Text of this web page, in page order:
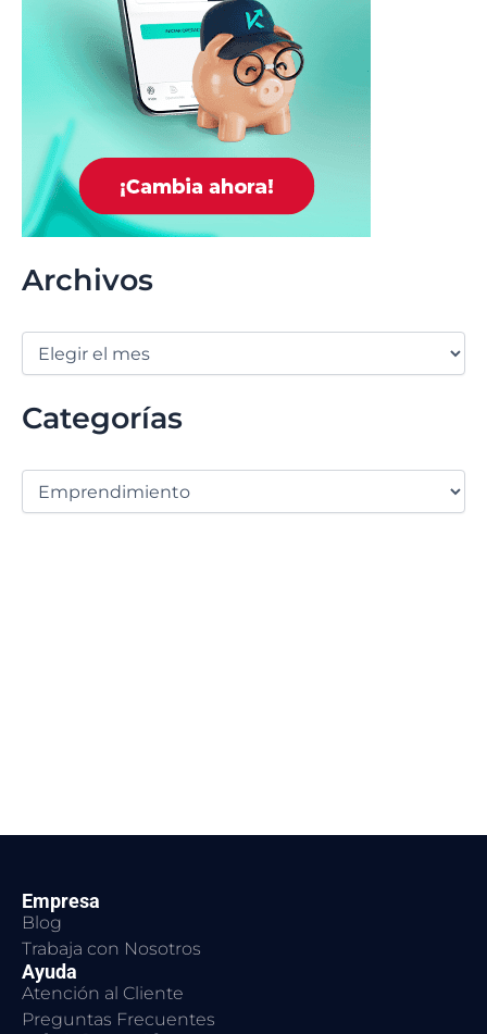
Archivos
Categorías
Empresa
Blog
Trabaja con Nosotros
Ayuda
Atención al Cliente
Preguntas Frecuentes